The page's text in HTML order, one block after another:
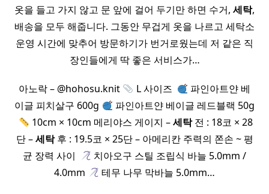
옷을 들고 가지 않고 문 앞에 걸어 두기만 하면 수거, 세탁,
배송을 모두 해줍니다. 그동안 무겁게 옷을 나르고 세탁소
운영 시간에 맞추어 방문하기가 번거로웠는데 저 같은 직
장인들에게 딱 좋은 서비스가…
아노락 – @hohosu.knit L 사이즈 ​
파인아트얀 베
이글 피치살구 600g
파인아트얀 베이글 레드블랙 50g
10cm × 10cm 메리야스 게이지 –세탁전 : 18코 × 28
단 –세탁후 : 19.5코 × 25단 – 아메리칸 주력의 쫀손 ~ 평
균 장력 사이​ ​
치아오구 스틸 조립식 바늘 5.0mm /
4.0mm
테무 나무 막바늘 5.0mm…